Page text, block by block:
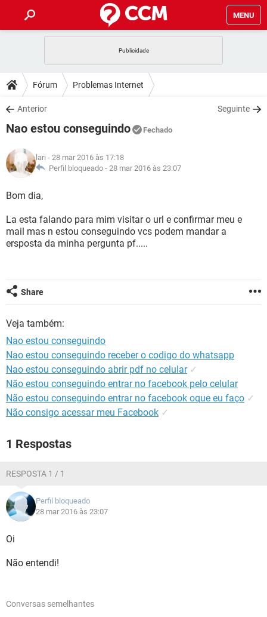
MENU
CELULAR FACEBOOK
OUTLOOK
INSTAGRAM GMAIL
GUIA DE COMPRAS
DICAS
JOGOS WHATSAPP
INSTAGRAM
DOWNLOADS
JOGOS WHATSAPP
CELULAR
OUTLOOK EXCEL
INSTAGRAM
JOGOS
OUTLOOK
INSTAGRAM GMAIL
GUIA DE COMPRAS
GLOSSÁRIO
JOGOS
OUTLOOK EXCEL
INSTAGRAM
Fórum Problemas Internet
Anterior Seguinte
Nao estou conseguindo Fechado
lari - 28 mar 2016 às 17:18
Perfil bloqueado - 28 mar 2016 às 23:07
Bom dia,
La esta falando para mim visitar o url e confirmar meu e
mail mas n estou conseguindo vcs podem mandar a
ersposta da minha pergunta pf.....
Share
Veja também:
Nao estou conseguindo
Nao estou conseguindo receber o codigo do whatsapp
Nao estou conseguindo abrir pdf no celular ✓
Não estou conseguindo entrar no facebook pelo celular
Não estou conseguindo entrar no facebook oque eu faço ✓
Não consigo acessar meu Facebook ✓
1 Respostas
RESPOSTA 1 / 1
Perfil bloqueado
28 mar 2016 às 23:07
Oi
Não entendi!
Conversas semelhantes